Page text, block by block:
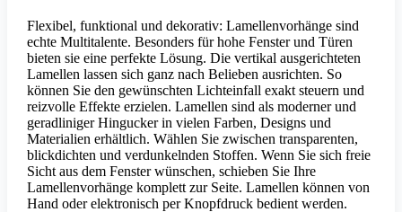
Flexibel, funktional und dekorativ: Lamellenvorhänge sind
echte Multitalente. Besonders für hohe Fenster und Türen
bieten sie eine perfekte Lösung. Die vertikal ausgerichteten
Lamellen lassen sich ganz nach Belieben ausrichten. So
können Sie den gewünschten Lichteinfall exakt steuern und
reizvolle Effekte erzielen. Lamellen sind als moderner und
geradliniger Hingucker in vielen Farben, Designs und
Materialien erhältlich. Wählen Sie zwischen transparenten,
blickdichten und verdunkelnden Stoffen. Wenn Sie sich freie
Sicht aus dem Fenster wünschen, schieben Sie Ihre
Lamellenvorhänge komplett zur Seite. Lamellen können von
Hand oder elektronisch per Knopfdruck bedient werden.